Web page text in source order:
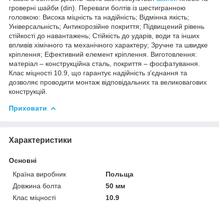
гроверні шайби (din). Переваги болтів із шестигранною
головкою: Висока міцність та надійність; Відмінна якість;
Універсальність; Антикорозійне покриття; Підвищений рівень
стійкості до навантажень; Стійкість до ударів, води та інших
впливів хімічного та механічного характеру; Зручне та швидке
кріплення; Ефективний елемент кріплення. Виготовлення:
матеріал – конструкційна сталь, покриття – фосфатування.
Клас міцності 10.9, що гарантує надійність з'єднання та
дозволяє проводити монтаж відповідальних та великовагових
конструкцій.
Приховати
Характеристики
Основні
Країна виробник
Польща
Довжина болта
50 мм
Клас міцності
10.9